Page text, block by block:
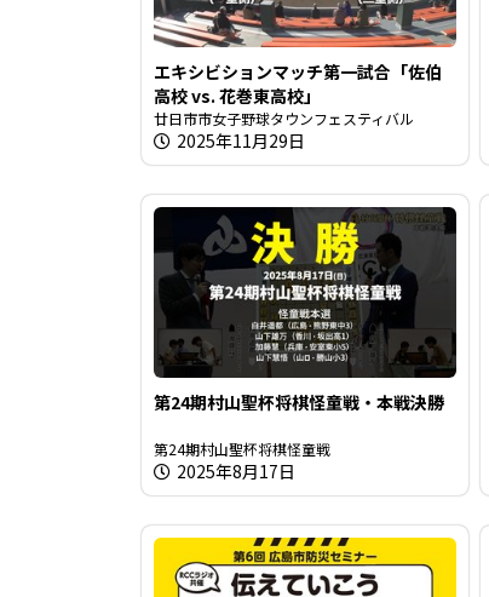
エキシビションマッチ第一試合「佐伯
高校 vs. 花巻東高校」
廿日市市女子野球タウンフェスティバル
2025年11月29日
第24期村山聖杯将棋怪童戦・本戦決勝
第24期村山聖杯将棋怪童戦
2025年8月17日